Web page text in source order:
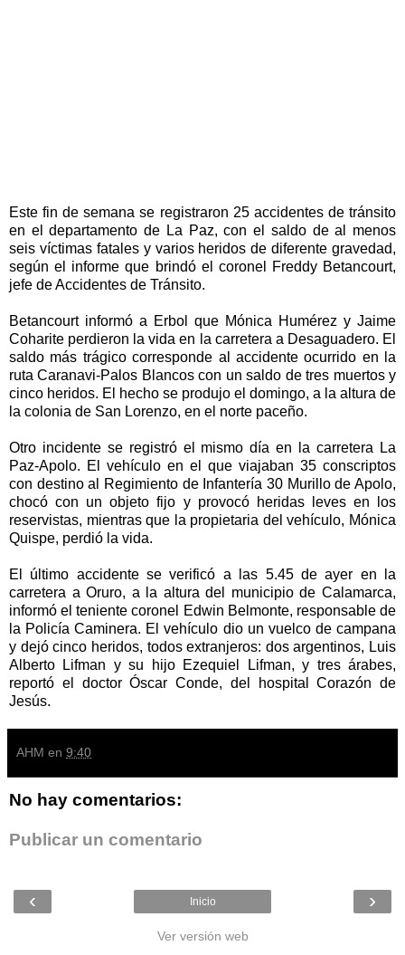
Este fin de semana se registraron 25 accidentes de tránsito
en el departamento de La Paz, con el saldo de al menos
seis víctimas fatales y varios heridos de diferente gravedad,
según el informe que brindó el coronel Freddy Betancourt,
jefe de Accidentes de Tránsito.
Betancourt informó a Erbol que Mónica Humérez y Jaime
Coharite perdieron la vida en la carretera a Desaguadero. El
saldo más trágico corresponde al accidente ocurrido en la
ruta Caranavi-Palos Blancos con un saldo de tres muertos y
cinco heridos. El hecho se produjo el domingo, a la altura de
la colonia de San Lorenzo, en el norte paceño.
Otro incidente se registró el mismo día en la carretera La
Paz-Apolo. El vehículo en el que viajaban 35 conscriptos
con destino al Regimiento de Infantería 30 Murillo de Apolo,
chocó con un objeto fijo y provocó heridas leves en los
reservistas, mientras que la propietaria del vehículo, Mónica
Quispe, perdió la vida.
El último accidente se verificó a las 5.45 de ayer en la
carretera a Oruro, a la altura del municipio de Calamarca,
informó el teniente coronel Edwin Belmonte, responsable de
la Policía Caminera. El vehículo dio un vuelco de campana
y dejó cinco heridos, todos extranjeros: dos argentinos, Luis
Alberto Lifman y su hijo Ezequiel Lifman, y tres árabes,
reportó el doctor Óscar Conde, del hospital Corazón de
Jesús.
AHM en 9:40
No hay comentarios:
Publicar un comentario
‹ ›
Inicio
Ver versión web